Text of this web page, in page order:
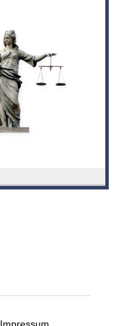
Impressum